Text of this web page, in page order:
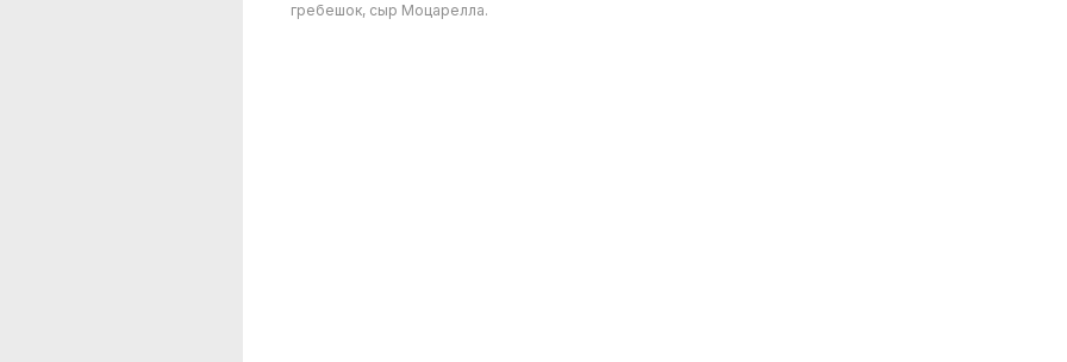
гребешок, сыр Моцарелла.